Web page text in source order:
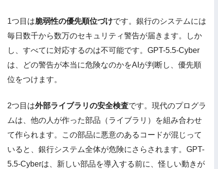
1つ目は脆弱性の優先順位づけです。銀行のシステムには
毎日数千から数万のセキュリティ警告が届きます。しか
し、すべてに対応するのは不可能です。GPT-5.5-Cyber
は、どの警告が本当に危険なのかをAIが判断し、優先順
位をつけます。
2つ目は外部ライブラリの安全検査です。現代のプログラ
ムは、他の人が作った部品（ライブラリ）を組み合わせ
て作られます。この部品に悪意のあるコードが混じって
いると、銀行システム全体が危険にさらされます。GPT-
5.5-Cyberは、新しい部品を導入する前に、怪しい動きが